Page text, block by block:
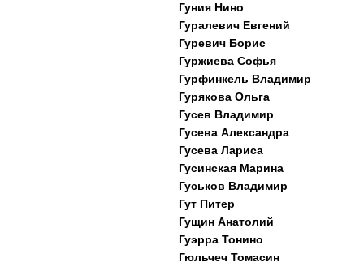
Гуния Нино
Гуралевич Евгений
Гуревич Борис
Гуржиева Софья
Гурфинкель Владимир
Гурякова Ольга
Гусев Владимир
Гусева Александра
Гусева Лариса
Гусинская Марина
Гуськов Владимир
Гут Питер
Гущин Анатолий
Гуэрра Тонино
Гюльчеч Томасин